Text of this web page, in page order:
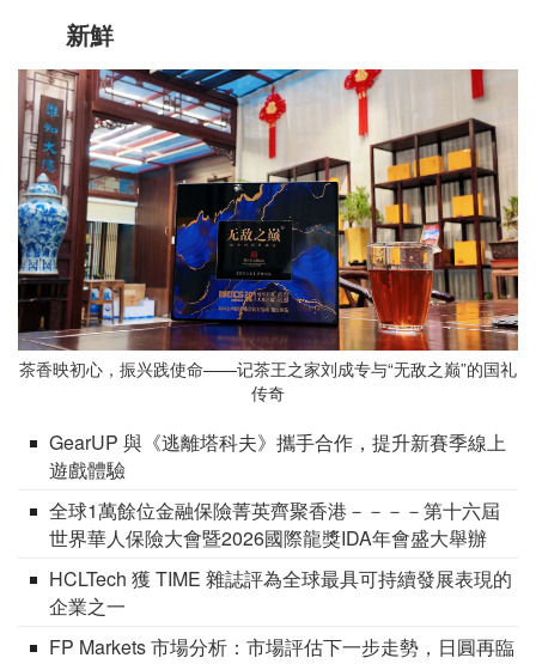
新鮮
茶香映初心，振兴践使命——记茶王之家刘成专与“无敌之巅”的国礼
传奇
GearUP 與《逃離塔科夫》攜手合作，提升新賽季線上
遊戲體驗
全球1萬餘位金融保險菁英齊聚香港－－－－第十六屆
世界華人保險大會暨2026國際龍獎IDA年會盛大舉辦
HCLTech 獲 TIME 雜誌評為全球最具可持續發展表現的
企業之一
FP Markets 市場分析：市場評估下一步走勢，日圓再臨